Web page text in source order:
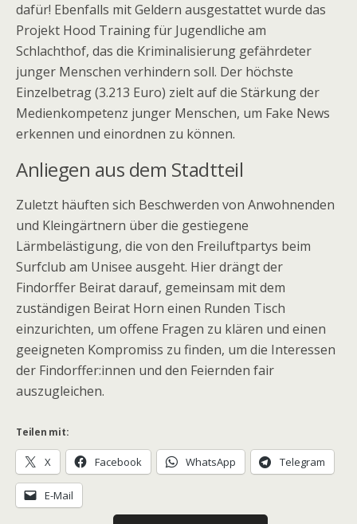
dafür! Ebenfalls mit Geldern ausgestattet wurde das
Projekt Hood Training für Jugendliche am
Schlachthof, das die Kriminalisierung gefährdeter
junger Menschen verhindern soll. Der höchste
Einzelbetrag (3.213 Euro) zielt auf die Stärkung der
Medienkompetenz junger Menschen, um Fake News
erkennen und einordnen zu können.
Anliegen aus dem Stadtteil
Zuletzt häuften sich Beschwerden von Anwohnenden
und Kleingärtnern über die gestiegene
Lärmbelästigung, die von den Freiluftpartys beim
Surfclub am Unisee ausgeht. Hier drängt der
Findorffer Beirat darauf, gemeinsam mit dem
zuständigen Beirat Horn einen Runden Tisch
einzurichten, um offene Fragen zu klären und einen
geeigneten Kompromiss zu finden, um die Interessen
der Findorffer:innen und den Feiernden fair
auszugleichen.
Teilen mit:
X Facebook WhatsApp Telegram
E-Mail